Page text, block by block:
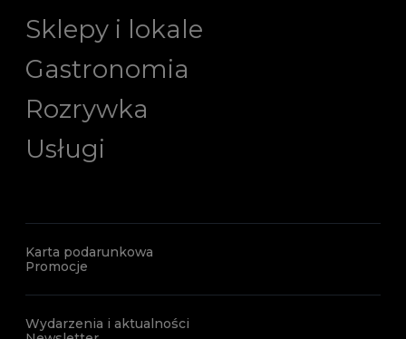
Sklepy i lokale
Gastronomia
Rozrywka
Usługi
Karta podarunkowa
Promocje
Wydarzenia i aktualności